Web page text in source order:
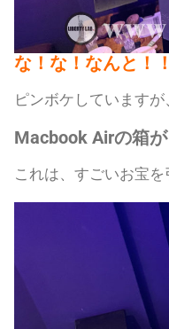
な！な！なんと！！
ピンボケしていますが
Macbook Airの箱が
これは、すごいお宝を